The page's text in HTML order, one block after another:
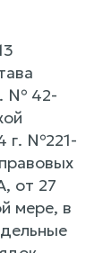
№ 42-
г. №221-
от 27
мере, в